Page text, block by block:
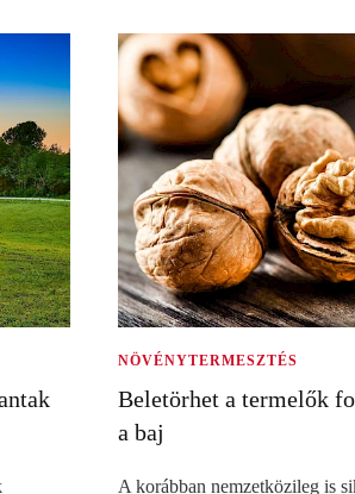
NÖVÉNYTERMESZTÉS
Beletörhet a termelők
a baj
A korábban nemzetközileg is